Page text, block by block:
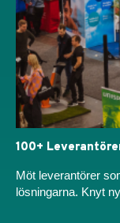
100+
Möt leverantörer
lösningarna. Knyt